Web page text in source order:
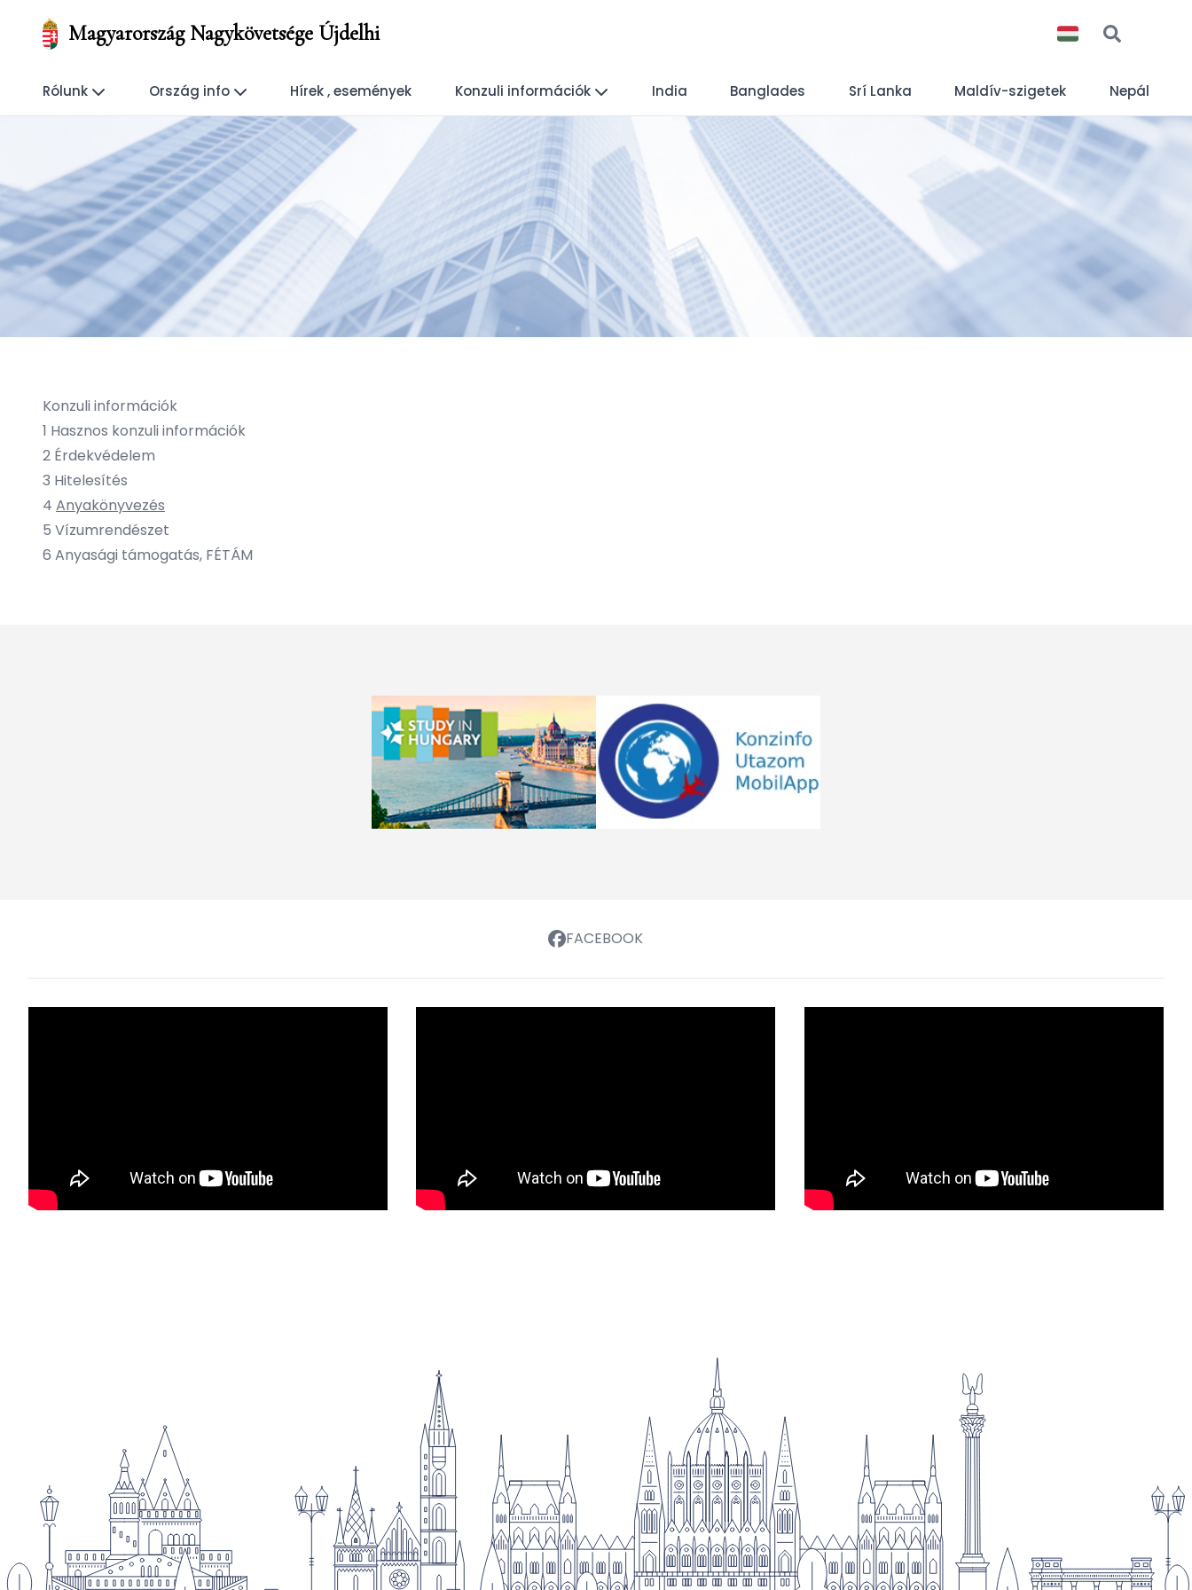
Magyarország Nagykövetsége Újdelhi
Rólunk Ország info Hírek , események Konzuli információk India Banglades Srí Lanka Maldív-szigetek Nepál
Konzuli információk
1 Hasznos konzuli információk
2 Érdekvédelem
3 Hitelesítés
4 Anyakönyvezés
5 Vízumrendészet
6 Anyasági támogatás, FÉTÁM
FACEBOOK